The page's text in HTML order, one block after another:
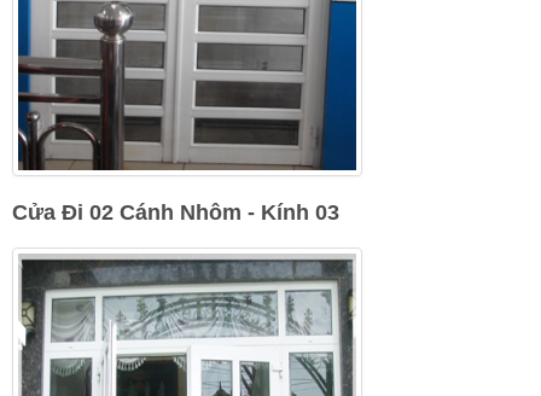
Cửa Đi 02 Cánh Nhôm - Kính 03